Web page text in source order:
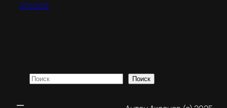
07.10.2013
Поиск Поиск